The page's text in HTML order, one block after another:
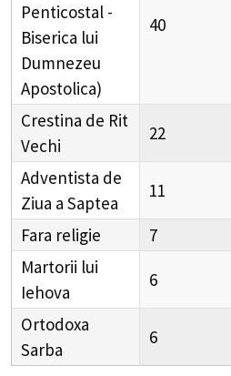
Penticostal -
Biserica lui
Dumnezeu
Apostolica)
40
Crestina de Rit
Vechi
22
Adventista de
Ziua a Saptea
11
Fara religie 7
Martorii lui
Iehova
6
Ortodoxa
Sarba
6